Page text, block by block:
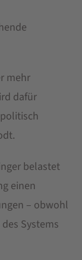
mehr
dafür
belastet
einen
– obwohl
Systems